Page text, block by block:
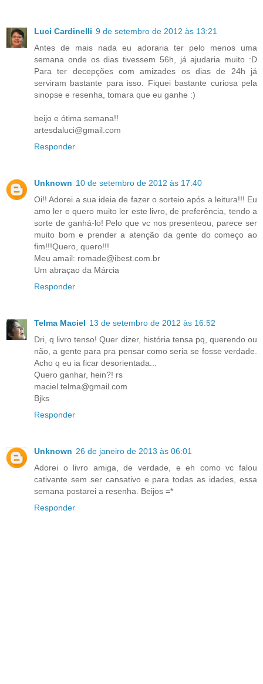
Luci Cardinelli 9 de setembro de 2012 às 13:21
Antes de mais nada eu adoraria ter pelo menos uma
semana onde os dias tivessem 56h, já ajudaria muito :D
Para ter decepções com amizades os dias de 24h já
serviram bastante para isso. Fiquei bastante curiosa pela
sinopse e resenha, tomara que eu ganhe :)
beijo e ótima semana!!
artesdaluci@gmail.com
Responder
Unknown 10 de setembro de 2012 às 17:40
Oi!! Adorei a sua ideia de fazer o sorteio após a leitura!!! Eu
amo ler e quero muito ler este livro, de preferência, tendo a
sorte de ganhá-lo! Pelo que vc nos presenteou, parece ser
muito bom e prender a atenção da gente do começo ao
fim!!!Quero, quero!!!
Meu amail: romade@ibest.com.br
Um abraçao da Márcia
Responder
Telma Maciel 13 de setembro de 2012 às 16:52
Dri, q livro tenso! Quer dizer, história tensa pq, querendo ou
não, a gente para pra pensar como seria se fosse verdade.
Acho q eu ia ficar desorientada...
Quero ganhar, hein?! rs
maciel.telma@gmail.com
Bjks
Responder
Unknown 26 de janeiro de 2013 às 06:01
Adorei o livro amiga, de verdade, e eh como vc falou
cativante sem ser cansativo e para todas as idades, essa
semana postarei a resenha. Beijos =*
Responder